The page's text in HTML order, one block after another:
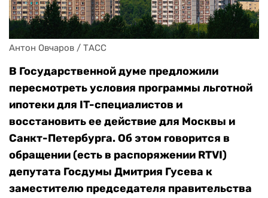
Антон Овчаров / ТАСС
В Государственной думе предложили
пересмотреть условия программы льготной
ипотеки для IT-специалистов и
восстановить ее действие для Москвы и
Санкт-Петербурга. Об этом говорится в
обращении (есть в распоряжении RTVI)
депутата Госдумы Дмитрия Гусева к
заместителю председателя правительства